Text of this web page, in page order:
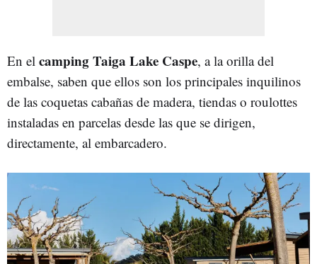
En el camping Taiga Lake Caspe, a la orilla del
embalse, saben que ellos son los principales inquilinos
de las coquetas cabañas de madera, tiendas o roulottes
instaladas en parcelas desde las que se dirigen,
directamente, al embarcadero.